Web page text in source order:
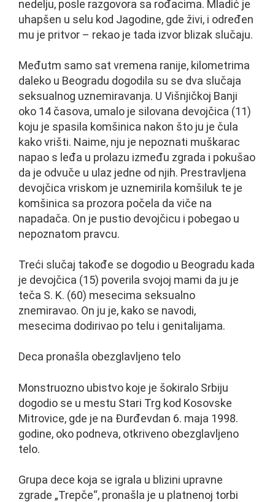
nedelju, posle razgovora sa rođacima. Mladić je
uhapšen u selu kod Jagodine, gde živi, i određen
mu je pritvor – rekao je tada izvor blizak slučaju.
Međutm samo sat vremena ranije, kilometrima
daleko u Beogradu dogodila su se dva slučaja
seksualnog uznemiravanja. U Višnjičkoj Banji
oko 14 časova, umalo je silovana devojčica (11)
koju je spasila komšinica nakon što ju je čula
kako vrišti. Naime, nju je nepoznati muškarac
napao s leđa u prolazu između zgrada i pokušao
da je odvuče u ulaz jedne od njih. Prestravljena
devojčica vriskom je uznemirila komšiluk te je
komšinica sa prozora počela da viče na
napadača. On je pustio devojčicu i pobegao u
nepoznatom pravcu.
Treći slučaj takođe se dogodio u Beogradu kada
je devojčica (15) poverila svojoj mami da ju je
teča S. K. (60) mesecima seksualno
znemiravao. On ju je, kako se navodi,
mesecima dodirivao po telu i genitalijama.
Deca pronašla obezglavljeno telo
Monstruozno ubistvo koje je šokiralo Srbiju
dogodio se u mestu Stari Trg kod Kosovske
Mitrovice, gde je na Đurđevdan 6. maja 1998.
godine, oko podneva, otkriveno obezglavljeno
telo.
Grupa dece koja se igrala u blizini upravne
zgrade „Trepče“, pronašla je u platnenoj torbi